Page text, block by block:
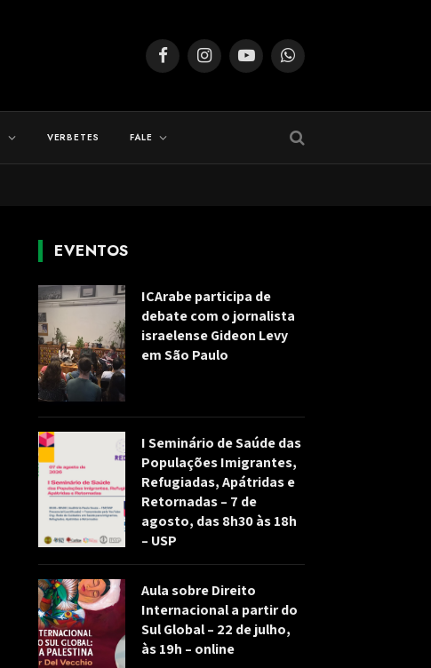
FacebookInstagramYouTubeWhatsApp
VERBETES FALE
EVENTOS
ICArabe participa de
debate com o jornalista
israelense Gideon Levy
em São Paulo
I Seminário de Saúde das
Populações Imigrantes,
Refugiadas, Apátridas e
Retornadas – 7 de
agosto, das 8h30 às 18h
– USP
Aula sobre Direito
Internacional a partir do
Sul Global – 22 de julho,
às 19h – online